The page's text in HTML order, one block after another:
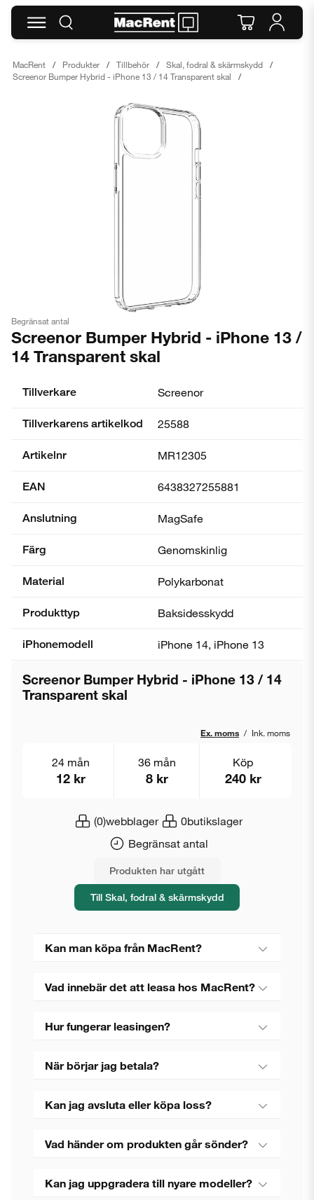
MacRent Produkter Tillbehör
Skal, fodral & skärmskydd
Screenor Bumper Hybrid - iPhone 13 / 14 Transparent skal
Begränsat antal
Screenor Bumper Hybrid - iPhone 13 /
14 Transparent skal
Tillverkare Screenor
Tillverkarens artikelkod 25588
Artikelnr MR12305
EAN 6438327255881
Anslutning MagSafe
Färg Genomskinlig
Material Polykarbonat
Produkttyp Baksidesskydd
iPhonemodell iPhone 14, iPhone 13
Screenor Bumper Hybrid - iPhone 13 / 14
Transparent skal
Ex. moms / Ink. moms
(0)webblager 0butikslager
Begränsat antal
24 mån
12 kr
36 mån
8 kr
Köp
240 kr
Produkten har utgått
Till Skal, fodral & skärmskydd
Kan man köpa från MacRent?
Vad innebär det att leasa hos MacRent?
Hur fungerar leasingen?
När börjar jag betala?
Kan jag avsluta eller köpa loss?
Vad händer om produkten går sönder?
Kan jag uppgradera till nyare modeller?